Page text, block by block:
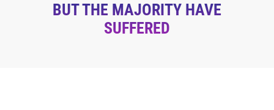
BUT THE MAJORITY HAVE
SUFFERED